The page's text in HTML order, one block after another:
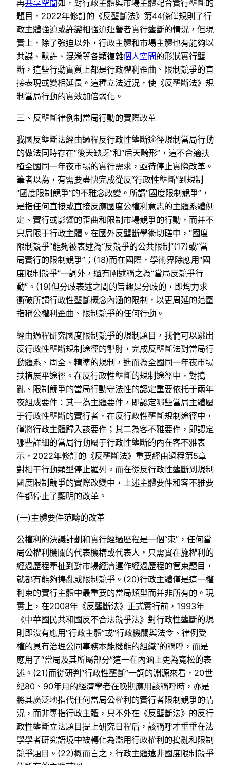
再共享空間如，對行政主體與市場主體配合實行壟斷的
題目，2022年修訂的《反壟斷法》第44條僅規則了行
政主體強迫或許變相強迫運營者實行壟斷的情況，但現
實上，除了強迫以外，行政主體和市場主體也有能夠以
共謀、默許、混淆等各類復雜個人空間的形狀實行壟
斷，這些行動實質上都是行政權利歪曲、限制競爭的直
接表現或變相延長。這種立法近況，使《反壟斷法》規
制當局行動的實效加倍弱化。
三、反壟斷律例制當局行動的實際改革
我國反壟斷法經由過程反行政性壟斷途徑規制當局行動
的做法同時存在“後天缺乏”和“后天畸形”，這不合適扶
植全國同一年夜市場的實行需求，亟待停止實際改革。
筆者以為，有需要盡快完成從反“行政性壟斷”到規制
“國度限制競爭”的不雅念改變。所謂“國度限制競爭”，
是指任何直接或直接反應國度公權利意志的主體系體例
定、實行或影響的歪曲和限制市場競爭的行動，而并不
只局限于行政主體。在國外反壟斷學術切磋中，“國度
限制競爭”能夠被表述為“反競爭的公共限制”(17)或“當
局實行的限制競爭”；(18)而在國際，學術界除應用“國
度限制競爭”一詞外，還有闡述稱之為“當局反競爭行
動”。(19)但分歧表述之間的旨趣是分歧的，即均力求
衝破所謂行政性壟斷概念內涵的限制，以更周延的范圍
指稱公權利歪曲、限制競爭的任何行動。
經由過程研究國度限制競爭的規制題目，我們可以跳出
反行政性壟斷規制途徑的掣肘，完成反壟斷法對當局行
動體系、周全、精準的規制，進而為全國同一年夜市場
扶植展平途徑。在反行政性壟斷的規制途徑中，對搗
亂、限制競爭的當局行動守法性的認定重要依托于兩年
夜組成要件：其一為主體要件，即認定哪些當局主體屬
于行政性壟斷的實行者，在反行政性壟斷規制途徑中，
僅將行政主體歸入該要件；其二為客不雅要件，即認定
哪些詳細的當局行動屬于行政性壟斷的內在客不雅表
示，2022年修訂的《反壟斷法》重要經由過程第5章
對相干行動類型停止羅列。而在從反行政性壟斷到規制
國度限制競爭的實際改變中，上述主體要件和客不雅要
件都停止了顯明的改革。
(一)主體要件范疇的改革
公權利的決議計劃和實行經過歷程是一個“束”，任何當
局公權利機關的代表機構或代表人，只需實在施權利的
經過歷程牽扯到對市場經濟運作經過歷程的管束題目，
就都有能夠搗亂或限制競爭。(20)行政主體僅是這一權
利束的實行主體中最重要的當局類型而并非所有的。現
實上，在2008年《反壟斷法》正式實行前，1993年
《中華國民共和國反不合法競爭法》對行政性壟斷的規
則即沒有應用“行政主體”或“行政機關與法令、律例受
權的具有治理公同事務本能機能的組織”的稱呼，而是
應用了“當局及其所屬部分”這一在內涵上更為寬松的表
述。(21)而從研判“行政性壟斷”一詞的淵源來看，20世
紀80、90年月的經濟學者在晚期應用該稱呼時，亦是
將其廣泛地指代任何當局公權利的實行者限制競爭的情
況，而非專指行政主體，只不外在《反壟斷法》的反行
政性壟斷立法題目提上研究日程后，該稱呼才垂垂在法
學學者研究語境中被轉化為濫用行政權利的搗亂和限制
競爭題目。(22)概而言之，行政主體遠非國度限制競爭